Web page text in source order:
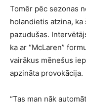
Tomēr pēc sezonas
holandietis atzina,
pazudušas.
ka ar “McLaren”
vairākus mēnešus
apzināta provokācija.
“Tas man nāk